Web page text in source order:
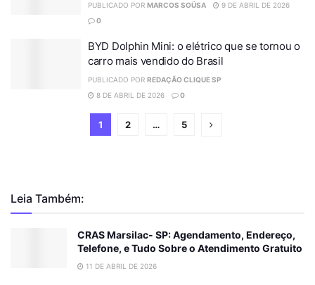
PUBLICADO POR MARCOS SOÜSA
9 DE ABRIL DE 2026
0
BYD Dolphin Mini: o elétrico que se tornou o
carro mais vendido do Brasil
PUBLICADO POR REDAÇÃO CLIQUE SP
8 DE ABRIL DE 2026
0
1 2 … 5
Leia Também:
CRAS Marsilac- SP: Agendamento, Endereço,
Telefone, e Tudo Sobre o Atendimento Gratuito
11 DE ABRIL DE 2026